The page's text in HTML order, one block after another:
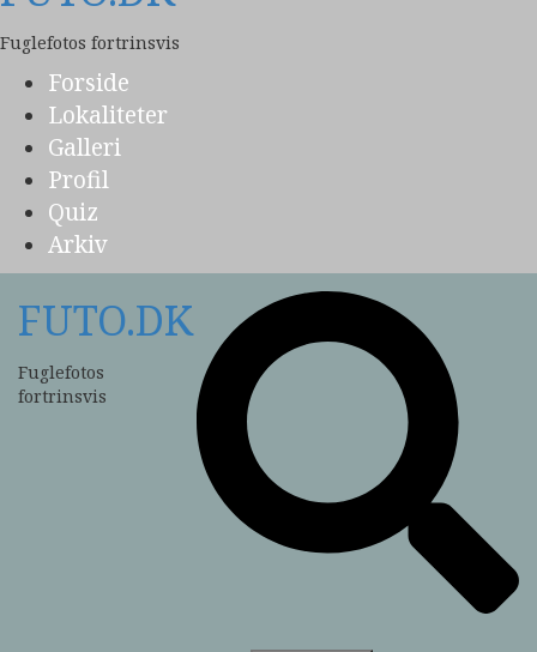
Fuglefotos fortrinsvis
Forside
Lokaliteter
Galleri
Profil
Quiz
Arkiv
FUTO.DK
Fuglefotos
fortrinsvis